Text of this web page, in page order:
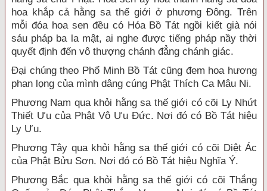
hoa khắp cả hằng sa thế giới ở phương Đông. Trên
mỗi đóa hoa sen đều có Hóa Bồ Tát ngồi kiết già nói
sáu pháp ba la mật, ai nghe được tiếng pháp nầy thời
quyết định đến vô thượng chánh đẳng chánh giác.
Đại chúng theo Phổ Minh Bồ Tát cũng đem hoa hương
phan lọng của mình dâng cúng Phật Thích Ca Mâu Ni.
Phương Nam qua khỏi hằng sa thế giới có cõi Ly Nhứt
Thiết Ưu của Phật Vô Ưu Đức. Nơi đó có Bồ Tát hiệu
Ly Ưu.
Phương Tây qua khỏi hằng sa thế giới có cõi Diệt Ác
của Phật Bửu Sơn. Nơi đó có Bồ Tát hiệu Nghĩa Ý.
Phương Bắc qua khỏi hằng sa thế giới có cõi Thắng